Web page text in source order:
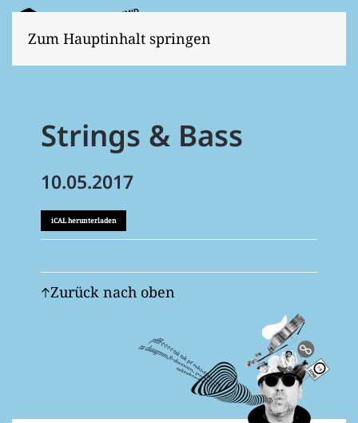
Zum Hauptinhalt springen
Strings & Bass
10.05.2017
iCAL herunterladen
Zurück nach oben